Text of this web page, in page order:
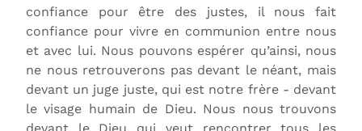
confiance pour être des justes, il nous fait
confiance pour vivre en communion entre nous
et avec lui. Nous pouvons espérer qu’ainsi, nous
ne nous retrouverons pas devant le néant, mais
devant un juge juste, qui est notre frère - devant
le visage humain de Dieu. Nous nous trouvons